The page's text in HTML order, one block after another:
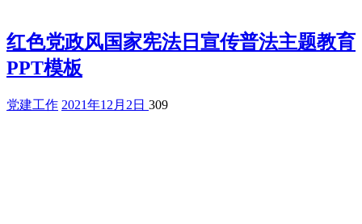
红色党政风国家宪法日宣传普法主题教育
PPT模板
党建工作 2021年12月2日 309